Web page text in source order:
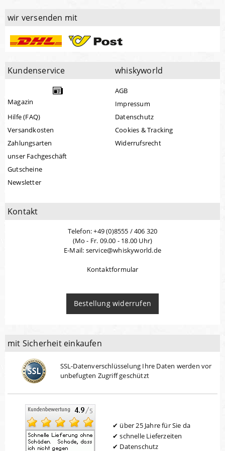
wir versenden mit
Kundenservice
Magazin
Hilfe (FAQ)
Versandkosten
Zahlungsarten
unser Fachgeschäft
Gutscheine
Newsletter
whiskyworld
AGB
Impressum
Datenschutz
Cookies & Tracking
Widerrufsrecht
Kontakt
Telefon: +49 (0)8555 / 406 320
(Mo - Fr. 09.00 - 18.00 Uhr)
E-Mail: service@whiskyworld.de
Kontaktformular
Bestellung widerrufen
mit Sicherheit einkaufen
SSL-Datenverschlüsselung Ihre Daten werden vor
unbefugten Zugriff geschützt
über 25 Jahre für Sie da
schnelle Lieferzeiten
Datenschutz